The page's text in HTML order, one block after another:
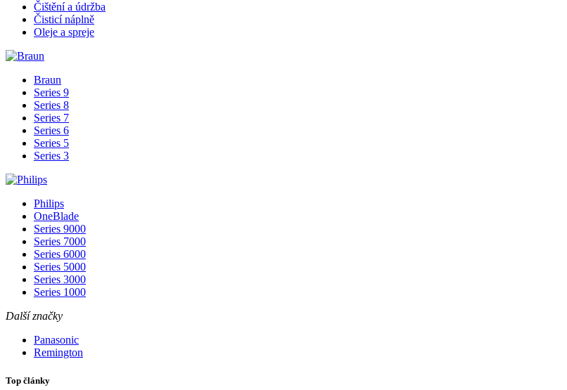
Čištění a údržba
Čisticí náplně
Oleje a spreje
Braun
Series 9
Series 8
Series 7
Series 6
Series 5
Series 3
Philips
OneBlade
Series 9000
Series 7000
Series 6000
Series 5000
Series 3000
Series 1000
Další značky
Panasonic
Remington
Top články